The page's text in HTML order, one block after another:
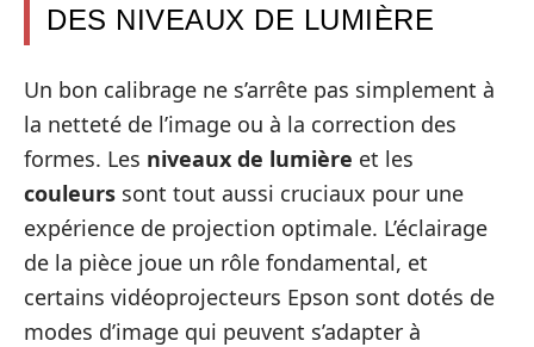
DES NIVEAUX DE LUMIÈRE
Un bon calibrage ne s’arrête pas simplement à
la netteté de l’image ou à la correction des
formes. Les niveaux de lumière et les
couleurs sont tout aussi cruciaux pour une
expérience de projection optimale. L’éclairage
de la pièce joue un rôle fondamental, et
certains vidéoprojecteurs Epson sont dotés de
modes d’image qui peuvent s’adapter à